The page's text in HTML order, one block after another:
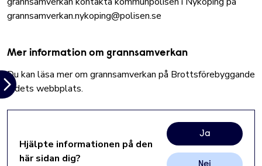
grannsamverkan.nykoping@polisen.se
Mer information om grannsamverkan
Du kan läsa mer om grannsamverkan på Brottsförebyggande
rådets webbplats.
Hjälpte informationen på den
här sidan dig?
Ja